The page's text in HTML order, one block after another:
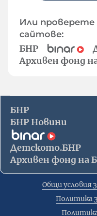
Или
сайтове:
БНР
Архивен фонд
БНР
БНР Новини
Детското.БНР
Архивен фонд на
Общи условия
Политика